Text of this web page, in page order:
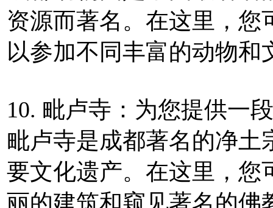
资源而著名。在这里，您
以参加不同丰富的动物和
10. 毗卢寺：为您提供一
毗卢寺是成都著名的净土
要文化遗产。在这里，您
丽的建筑和窥见著名的佛